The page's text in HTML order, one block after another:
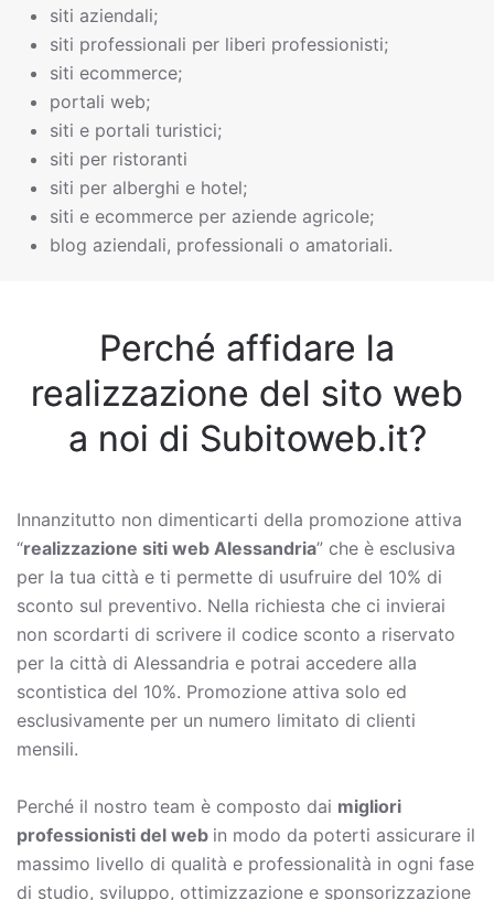
siti aziendali;
siti professionali per liberi professionisti;
siti ecommerce;
portali web;
siti e portali turistici;
siti per ristoranti
siti per alberghi e hotel;
siti e ecommerce per aziende agricole;
blog aziendali, professionali o amatoriali.
Perché affidare la
realizzazione del sito web
a noi di Subitoweb.it?
Innanzitutto non dimenticarti della promozione attiva
“realizzazione siti web Alessandria” che è esclusiva
per la tua città e ti permette di usufruire del 10% di
sconto sul preventivo. Nella richiesta che ci invierai
non scordarti di scrivere il codice sconto a riservato
per la città di Alessandria e potrai accedere alla
scontistica del 10%. Promozione attiva solo ed
esclusivamente per un numero limitato di clienti
mensili.
Perché il nostro team è composto dai migliori
professionisti del web in modo da poterti assicurare il
massimo livello di qualità e professionalità in ogni fase
di studio, sviluppo, ottimizzazione e sponsorizzazione